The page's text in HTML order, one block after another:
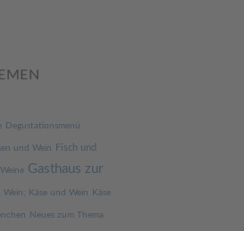
Degustationsmenü
und Wein Fisch und
Gasthaus zur
Wein; Käse und Wein Käse
Neues zum Thema